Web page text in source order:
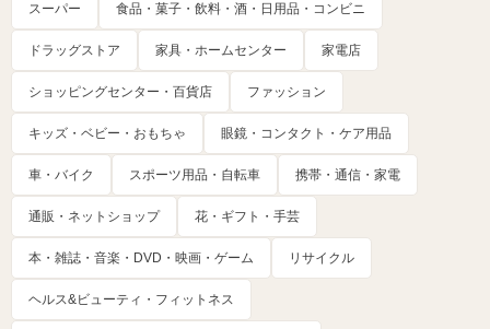
スーパー 食品・菓子・飲料・酒・日用品・コンビニ
ドラッグストア 家具・ホームセンター 家電店
ショッピングセンター・百貨店 ファッション
キッズ・ベビー・おもちゃ 眼鏡・コンタクト・ケア用品
車・バイク スポーツ用品・自転車 携帯・通信・家電
通販・ネットショップ 花・ギフト・手芸
本・雑誌・音楽・DVD・映画・ゲーム リサイクル
ヘルス&ビューティ・フィットネス